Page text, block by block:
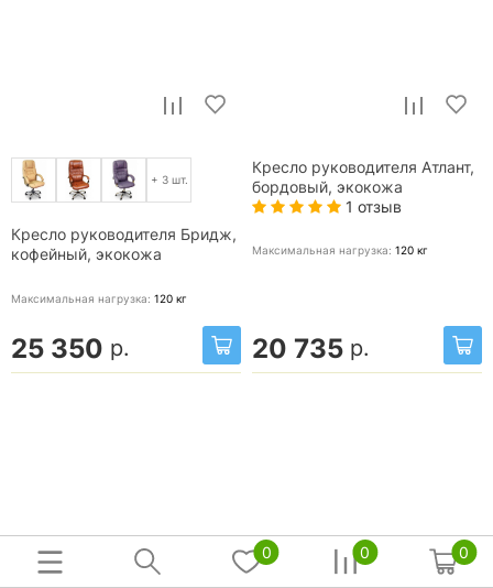
+ 3 шт.
Кресло руководителя Бридж,
кофейный, экокожа
Максимальная нагрузка: 120 кг
25 350 р.
Кресло руководителя Атлант,
бордовый, экокожа
1 отзыв
Максимальная нагрузка: 120 кг
20 735 р.
0 0 0